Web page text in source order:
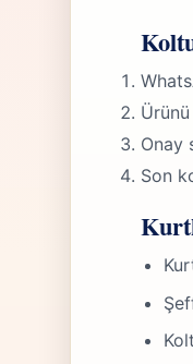
Onay
Son